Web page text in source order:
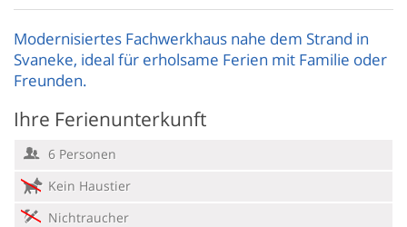
Modernisiertes Fachwerkhaus nahe dem Strand in
Svaneke, ideal für erholsame Ferien mit Familie oder
Freunden.
Ihre Ferienunterkunft
6 Personen
Kein Haustier
Nichtraucher